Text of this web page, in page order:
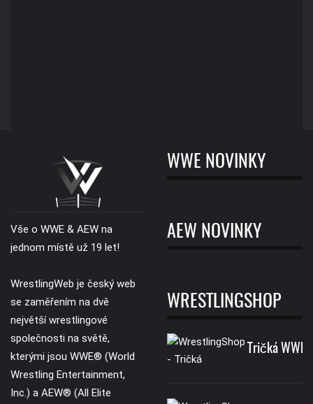
Vše o WWE & AEW na
jednom místě už 19 let!
WrestlingWeb je český web
se zaměřením na dvě
největší wrestlingové
společnosti na světě,
kterými jsou WWE® (World
Wrestling Entertainment,
Inc.) a AEW® (All Elite
WWE NOVINKY
AEW NOVINKY
WRESTLINGSHOP
Tričká WWE